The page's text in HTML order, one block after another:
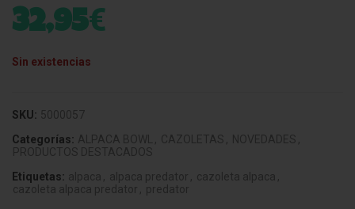
32,95€
Sin existencias
SKU: 5000057
Categorías: ALPACA BOWL , CAZOLETAS , NOVEDADES ,
PRODUCTOS DESTACADOS
Etiquetas: alpaca , alpaca predator , cazoleta alpaca ,
cazoleta alpaca predator , predator